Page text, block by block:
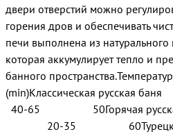
двери отверстий можно
горения дров и обеспечивать
печи выполнена из
которая аккумулирует тепло и
банного
(min)Классическая
40-65 50Горячая
20-35